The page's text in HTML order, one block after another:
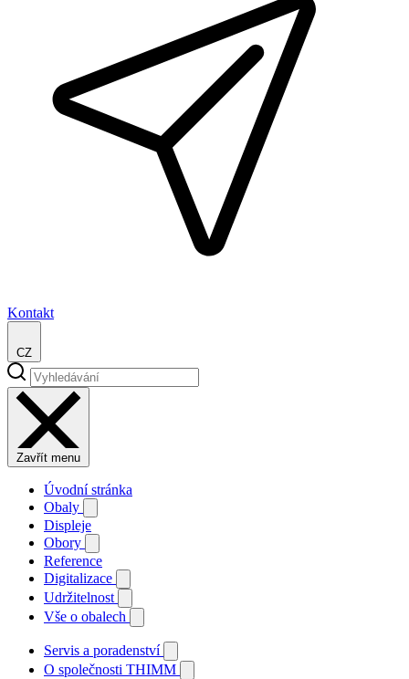
Kontakt
CZ
Zavřít menu
Úvodní stránka
Obaly
Displeje
Obory
Reference
Digitalizace
Udržitelnost
Vše o obalech
Servis a poradenství
O společnosti THIMM